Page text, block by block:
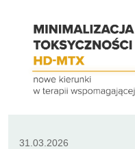
31.03.2026